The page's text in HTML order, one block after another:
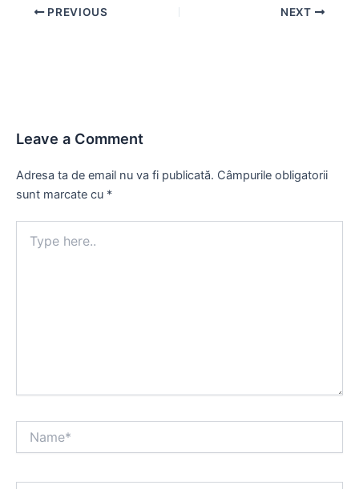
Post PREVIOUS NEXT
Leave a Comment
Adresa ta de email nu va fi publicată. Câmpurile obligatorii
sunt marcate cu *
here..